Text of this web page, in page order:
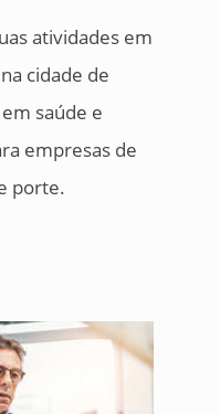
atividades em
cidade de
saúde e
empresas de
porte.